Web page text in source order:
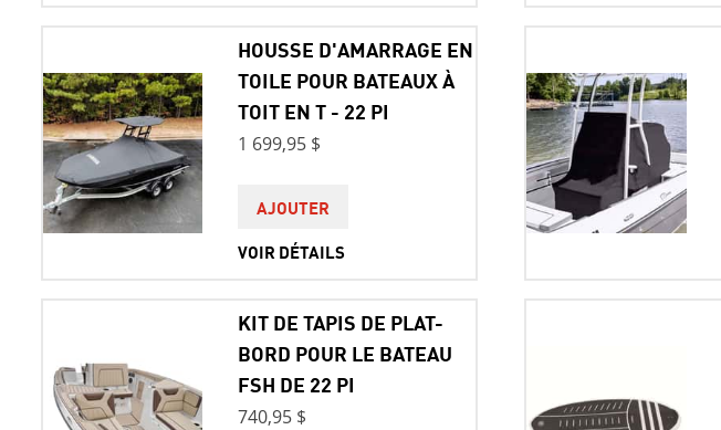
HOUSSE D'AMARRAGE EN
TOILE POUR BATEAUX À
TOIT EN T - 22 PI
1 699,95 $
AJOUTER
VOIR DÉTAILS
KIT DE TAPIS DE PLAT-
BORD POUR LE BATEAU
FSH DE 22 PI
740,95 $